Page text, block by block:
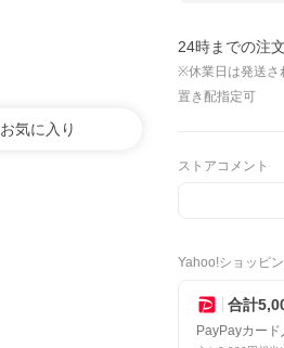
お気に入り
24時までの注
※休業日は発送さ
置き配指定可
ストアコメント
Yahoo!ショッピ
合計
PayPayカー